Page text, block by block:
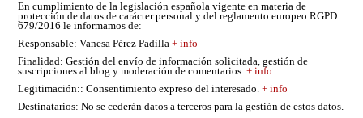
En cumplimiento de la legislación española vigente en materia de
protección de datos de carácter personal y del reglamento europeo RGPD
679/2016 le informamos de:
Responsable: Vanesa Pérez Padilla+ info
Finalidad: Gestión del envío de información solicitada, gestión de
suscripciones al blog y moderación de comentarios.+ info
Legitimación:: Consentimiento expreso del interesado.+ info
Destinatarios: No se cederán datos a terceros para la gestión de estos datos.